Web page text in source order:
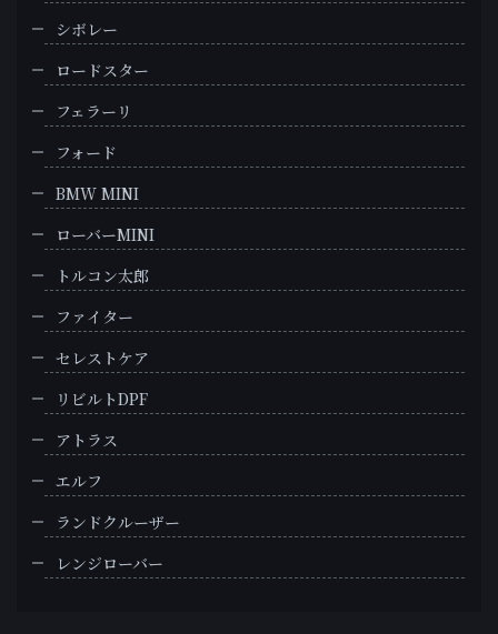
シボレー
ロードスター
フェラーリ
フォード
BMW MINI
ローバーMINI
トルコン太郎
ファイター
セレストケア
リビルトDPF
アトラス
エルフ
ランドクルーザー
レンジローバー